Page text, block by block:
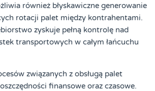
również błyskawiczne generowanie
rotacji palet między kontrahentami.
zyskuje pełną kontrolę nad
transportowych w całym łańcuchu
związanych z obsługą palet
finansowe oraz czasowe.